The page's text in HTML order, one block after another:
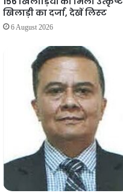
खिलाड़ी का दर्जा, देखें लिस्‍ट
6 August 2026